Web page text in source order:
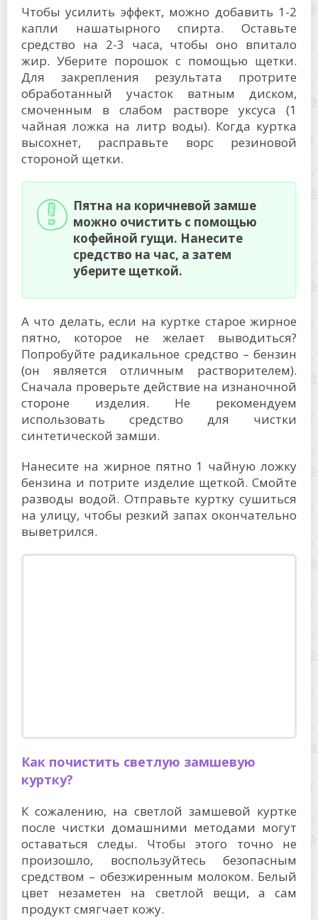
Чтобы усилить эффект, можно добавить 1-2
капли нашатырного спирта. Оставьте
средство на 2-3 часа, чтобы оно впитало
жир. Уберите порошок с помощью щетки.
Для закрепления результата протрите
обработанный участок ватным диском,
смоченным в слабом растворе уксуса (1
чайная ложка на литр воды). Когда куртка
высохнет, расправьте ворс резиновой
стороной щетки.
Пятна на коричневой замше
можно очистить с помощью
кофейной гущи. Нанесите
средство на час, а затем
уберите щеткой.
А что делать, если на куртке старое жирное
пятно, которое не желает выводиться?
Попробуйте радикальное средство – бензин
(он является отличным растворителем).
Сначала проверьте действие на изнаночной
стороне изделия. Не рекомендуем
использовать средство для чистки
синтетической замши.
Нанесите на жирное пятно 1 чайную ложку
бензина и потрите изделие щеткой. Смойте
разводы водой. Отправьте куртку сушиться
на улицу, чтобы резкий запах окончательно
выветрился.
Как почистить светлую замшевую
куртку?
К сожалению, на светлой замшевой куртке
после чистки домашними методами могут
оставаться следы. Чтобы этого точно не
произошло, воспользуйтесь безопасным
средством – обезжиренным молоком. Белый
цвет незаметен на светлой вещи, а сам
продукт смягчает кожу.